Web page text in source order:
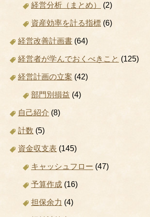
経営分析（まとめ） (2)
資産効率を計る指標 (6)
経営改善計画書 (64)
経営者が学んでおくべきこと (125)
経営計画の立案 (42)
部門別損益 (4)
自己紹介 (8)
計数 (5)
資金収支表 (145)
キャッシュフロー (47)
予算作成 (16)
担保余力 (4)